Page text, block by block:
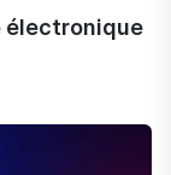
électronique